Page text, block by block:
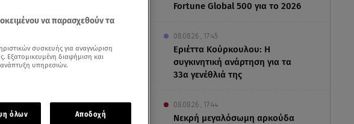
Fortune Global 500 για το 2026
08.08.26 , 17:45
Εριέττα Κούρκουλου: Η
συγκινητική ανάρτηση για τα
33α γενέθλιά της
08.08.26 , 17:44
Νεκρή μεγαλόσωμη αρκούδα
να παρασχεθούν τα
συσκευής για αναγνώριση
διαφήμιση και
υπηρεσιών.
όλων Αποδοχή